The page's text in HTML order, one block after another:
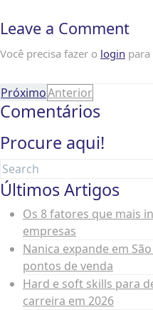
Leave a Comment
Você precisa fazer o login
PróximoAnterior
Comentários
Procure aqui!
Últimos Artigos
Os 8 fatores que mais
empresas
Nanica expande em
pontos de venda
Hard e soft skills para
carreira em 2026